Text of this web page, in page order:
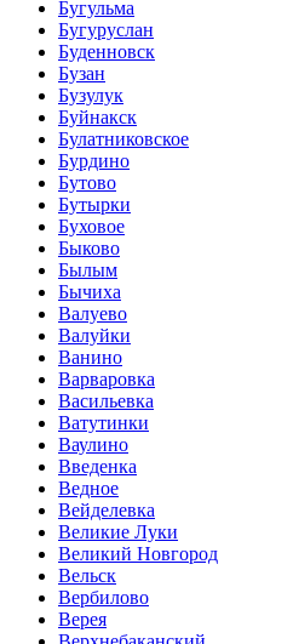
Бугульма
Бугуруслан
Буденновск
Бузан
Бузулук
Буйнакск
Булатниковское
Бурдино
Бутово
Бутырки
Буховое
Быково
Былым
Бычиха
Валуево
Валуйки
Ванино
Варваровка
Васильевка
Ватутинки
Ваулино
Введенка
Ведное
Вейделевка
Великие Луки
Великий Новгород
Вельск
Вербилово
Верея